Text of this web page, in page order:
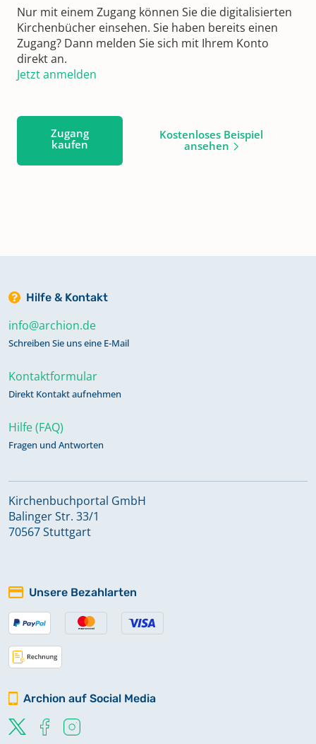
Nur mit einem Zugang können Sie die digitalisierten
Kirchenbücher einsehen. Sie haben bereits einen
Zugang? Dann melden Sie sich mit Ihrem Konto
direkt an.
Jetzt anmelden
Zugang
kaufen
Kostenloses Beispiel
ansehen
Hilfe & Kontakt
info@archion.de
Schreiben Sie uns eine E-Mail
Kontaktformular
Direkt Kontakt aufnehmen
Hilfe (FAQ)
Fragen und Antworten
Kirchenbuchportal GmbH
Balinger Str. 33/1
70567 Stuttgart
Unsere Bezahlarten
Archion auf Social Media